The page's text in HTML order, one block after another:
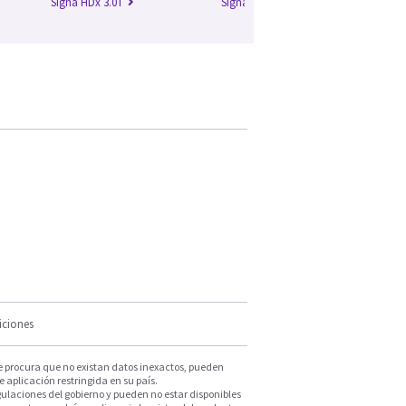
que no existan datos inexactos, pueden
aplicación restringida en su país.
del gobierno y pueden no estar disponibles